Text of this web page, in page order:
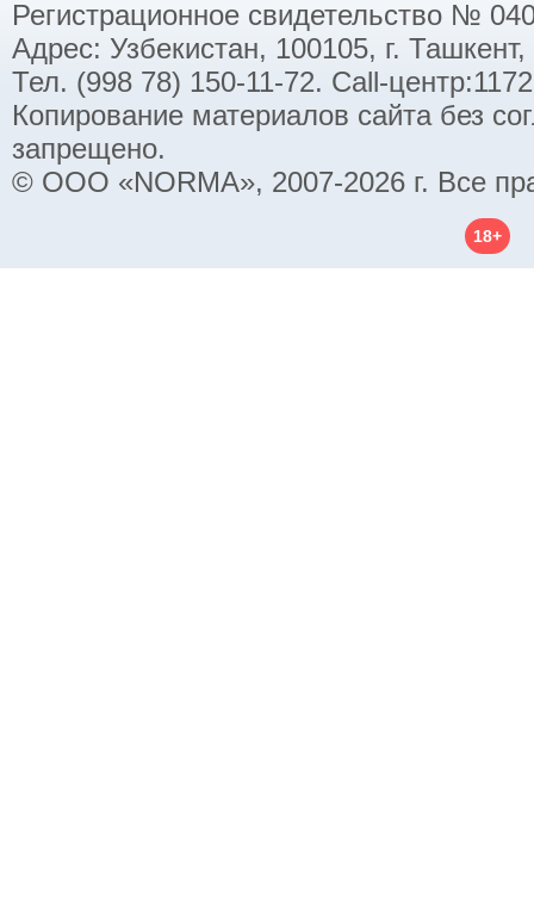
Регистрационное свидетельство №
Адрес: Узбекистан, 100105, г.
Тел. (998 78) 150-11-72. Call-
Копирование материалов сайта без
запрещено.
© ООО «NORMA», 2007-2026 г. Все
18+